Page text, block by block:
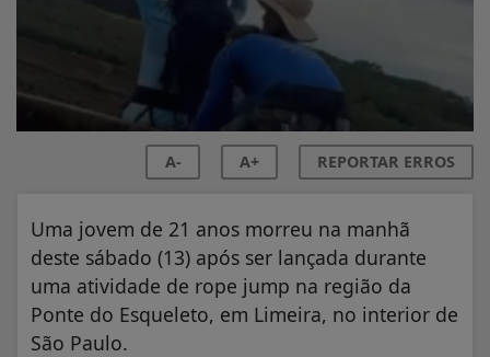
A- A+ REPORTAR ERROS
Uma jovem de 21 anos morreu na manhã
deste sábado (13) após ser lançada durante
uma atividade de rope jump na região da
Ponte do Esqueleto, em Limeira, no interior de
São Paulo.